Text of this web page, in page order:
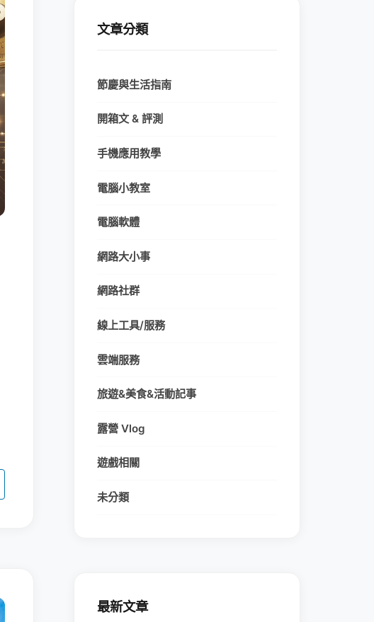
文章分類
節慶與生活指南
開箱文 & 評測
手機應用教學
電腦小教室
電腦軟體
網路大小事
網路社群
線上工具/服務
雲端服務
旅遊&美食&活動記事
露營 Vlog
遊戲相關
未分類
最新文章